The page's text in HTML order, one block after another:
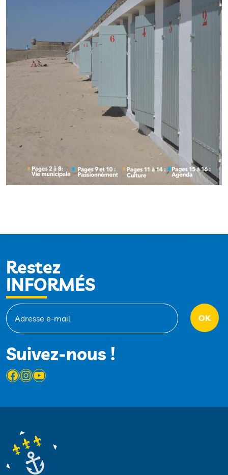
Restez
INFORMÉS
Suivez-nous !
Facebook
Instagram
YouTube